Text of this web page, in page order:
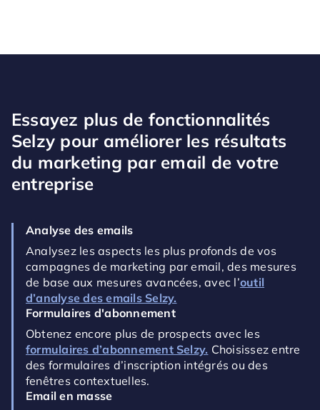
Essayez plus de fonctionnalités
Selzy pour améliorer les résultats
du marketing par email de votre
entreprise
Analyse des emails
Analysez les aspects les plus profonds de vos
campagnes de marketing par email, des mesures
de base aux mesures avancées, avec l’outil
d’analyse des emails Selzy.
Formulaires d'abonnement
Obtenez encore plus de prospects avec les
formulaires d’abonnement Selzy. Choisissez entre
des formulaires d’inscription intégrés ou des
fenêtres contextuelles.
Email en masse